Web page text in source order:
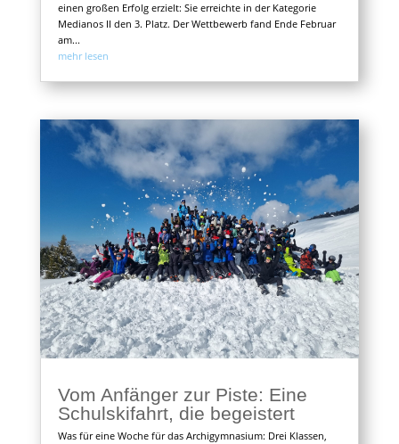
einen großen Erfolg erzielt: Sie erreichte in der Kategorie
Medianos II den 3. Platz. Der Wettbewerb fand Ende Februar
am...
mehr lesen
Vom Anfänger zur Piste: Eine
Schulskifahrt, die begeistert
Was für eine Woche für das Archigymnasium: Drei Klassen,